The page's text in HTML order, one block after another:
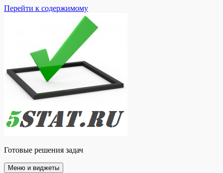
Перейти к содержимому
Готовые решения задач
Меню и виджеты